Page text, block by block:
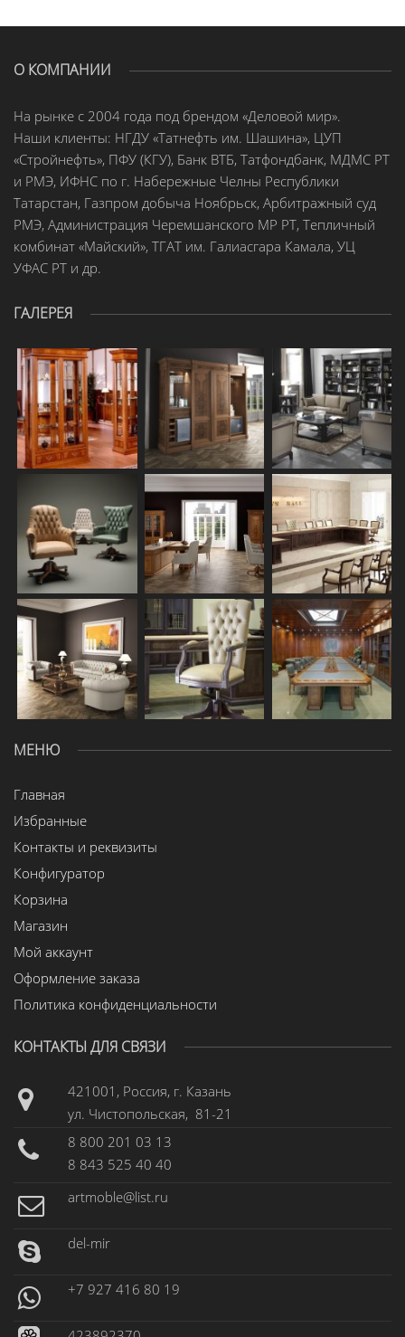
О КОМПАНИИ
На рынке с 2004 года под брендом «Деловой мир».
Наши клиенты: НГДУ «Татнефть им. Шашина», ЦУП
«Стройнефть», ПФУ (КГУ), Банк ВТБ, Татфондбанк, МДМС РТ
и РМЭ, ИФНС по г. Набережные Челны Республики
Татарстан, Газпром добыча Ноябрьск, Арбитражный суд
РМЭ, Администрация Черемшанского МР РТ, Тепличный
комбинат «Майский», ТГАТ им. Галиасгара Камала, УЦ
УФАС РТ и др.
ГАЛЕРЕЯ
МЕНЮ
Главная
Избранные
Контакты и реквизиты
Конфигуратор
Корзина
Магазин
Мой аккаунт
Оформление заказа
Политика конфиденциальности
КОНТАКТЫ ДЛЯ СВЯЗИ
421001, Россия, г. Казань
ул. Чистопольская, 81-21
8 800 201 03 13
8 843 525 40 40
artmoble@list.ru
del-mir
+7 927 416 80 19